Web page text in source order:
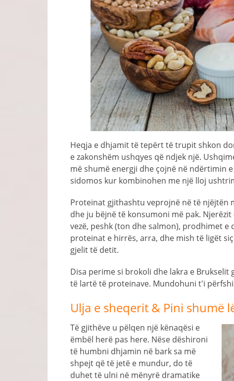
Heqja e dhjamit të tepërt të trupit shkon
e zakonshëm ushqyes që ndjek një.
më shumë energji dhe çojnë në ndërtimin
sidomos kur kombinohen me një lloj
Proteinat gjithashtu veprojnë në të njëjtën
dhe ju bëjnë të konsumoni më pak.
vezë, peshk (ton dhe salmon), prodhimet
proteinat e hirrës, arra, dhe mish të ligët
gjelit të detit.
Disa perime si brokoli dhe lakra e
të lartë të proteinave. Mundohuni t'i
Ulja e sheqerit & Pini shumë
Të gjithëve u pëlqen një kënaqësi e
ëmbël herë pas here. Nëse dëshironi
të humbni dhjamin në bark sa më
shpejt që të jetë e mundur, do të
duhet të ulni në mënyrë dramatike